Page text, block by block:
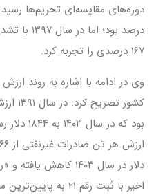
درصد بود؛
۱۶۷ درصدی را تجربه کرد.
وی در ادامه با اشاره به روند
بود که در
دلار در سال ۱۴۰۳ کاهش